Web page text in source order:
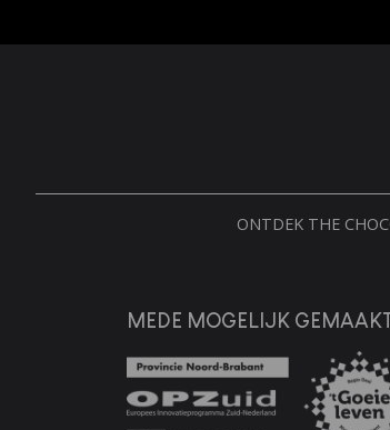
ONTDEK THE
MEDE MOGELIJK